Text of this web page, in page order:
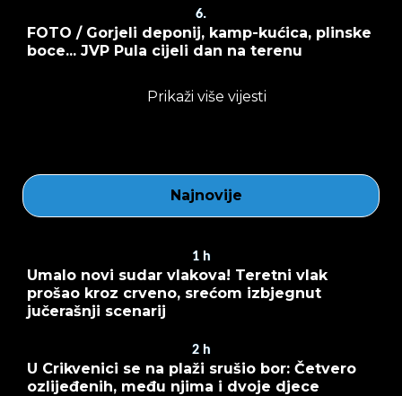
6.
FOTO / Gorjeli deponij, kamp-kućica, plinske
boce... JVP Pula cijeli dan na terenu
Prikaži više vijesti
Najnovije
1 h
Umalo novi sudar vlakova! Teretni vlak
prošao kroz crveno, srećom izbjegnut
jučerašnji scenarij
2 h
U Crikvenici se na plaži srušio bor: Četvero
ozlijeđenih, među njima i dvoje djece